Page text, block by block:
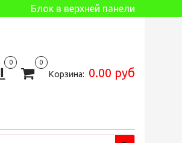
Блок в верхней панели
0 0
Корзина: 0.00 руб